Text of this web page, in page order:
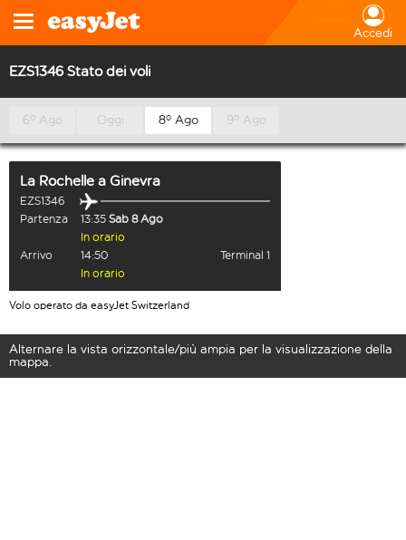
Accedi
EZS1346 Stato dei voli
6º Ago Oggi 8º Ago 9º Ago
La Rochelle a Ginevra
EZS1346
Partenza
13:35 Sab 8 Ago
In orario
Arrivo
14:50
Terminal 1
In orario
Volo operato da easyJet Switzerland
Alternare la vista orizzontale/più ampia per la visualizzazione della
mappa.